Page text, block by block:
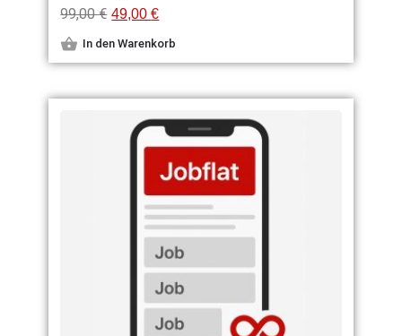
99,00€ 49,00€
In den Warenkorb